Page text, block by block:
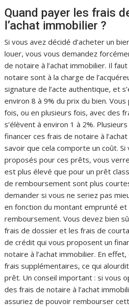
Quand payer les frais
l’achat immobilier ?
Si vous avez décidé d’acheter un
louer, vous vous demandez
de notaire à l’achat immobilier. Il
notaire sont à la charge de
signature de l’acte authentique, et
environ 8 à 9% du prix du bien.
fois, ou en plusieurs fois, avec des
s’élèvent à environ 1 à 2%.
financer ces frais de notaire à
savoir que cela comporte un coût.
proposés pour ces prêts, vous
est plus élevé que pour un prêt
de remboursement sont plus
demander si vous ne seriez pas
en fonction du montant emprunté et
remboursement. Vous devez bien
frais de dossier et les frais de
de crédit qui vous proposent un
notaire à l’achat immobilier. En
frais supplémentaires, ce qui
prêt. Un conseil important : si vous
des frais de notaire à l’achat
assuriez de pouvoir rembourser